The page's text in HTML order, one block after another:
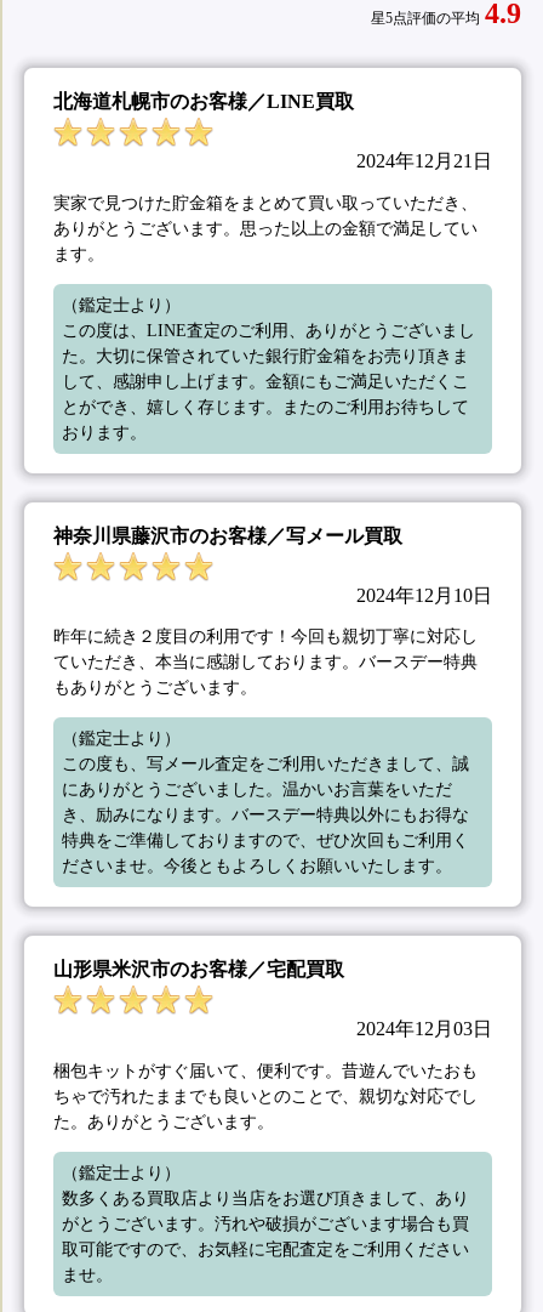
星5点評価の平均 4.9
北海道札幌市のお客様／LINE買取
2024年12月21日
実家で見つけた貯金箱をまとめて買い取っていただき、
ありがとうございます。思った以上の金額で満足してい
ます。
（鑑定士より）
この度は、LINE査定のご利用、ありがとうございまし
た。大切に保管されていた銀行貯金箱をお売り頂きま
して、感謝申し上げます。金額にもご満足いただくこ
とができ、嬉しく存じます。またのご利用お待ちして
おります。
神奈川県藤沢市のお客様／写メール買取
2024年12月10日
昨年に続き２度目の利用です！今回も親切丁寧に対応し
ていただき、本当に感謝しております。バースデー特典
もありがとうございます。
（鑑定士より）
この度も、写メール査定をご利用いただきまして、誠
にありがとうございました。温かいお言葉をいただ
き、励みになります。バースデー特典以外にもお得な
特典をご準備しておりますので、ぜひ次回もご利用く
ださいませ。今後ともよろしくお願いいたします。
山形県米沢市のお客様／宅配買取
2024年12月03日
梱包キットがすぐ届いて、便利です。昔遊んでいたおも
ちゃで汚れたままでも良いとのことで、親切な対応でし
た。ありがとうございます。
（鑑定士より）
数多くある買取店より当店をお選び頂きまして、あり
がとうございます。汚れや破損がございます場合も買
取可能ですので、お気軽に宅配査定をご利用ください
ませ。